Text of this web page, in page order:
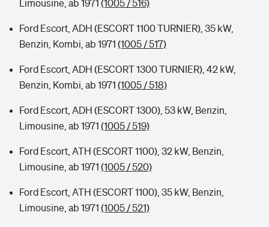
Limousine, ab 1971 (1005 / 516)
Ford Escort, ADH (ESCORT 1100 TURNIER), 35 kW,
Benzin, Kombi, ab 1971 (1005 / 517)
Ford Escort, ADH (ESCORT 1300 TURNIER), 42 kW,
Benzin, Kombi, ab 1971 (1005 / 518)
Ford Escort, ADH (ESCORT 1300), 53 kW, Benzin,
Limousine, ab 1971 (1005 / 519)
Ford Escort, ATH (ESCORT 1100), 32 kW, Benzin,
Limousine, ab 1971 (1005 / 520)
Ford Escort, ATH (ESCORT 1100), 35 kW, Benzin,
Limousine, ab 1971 (1005 / 521)